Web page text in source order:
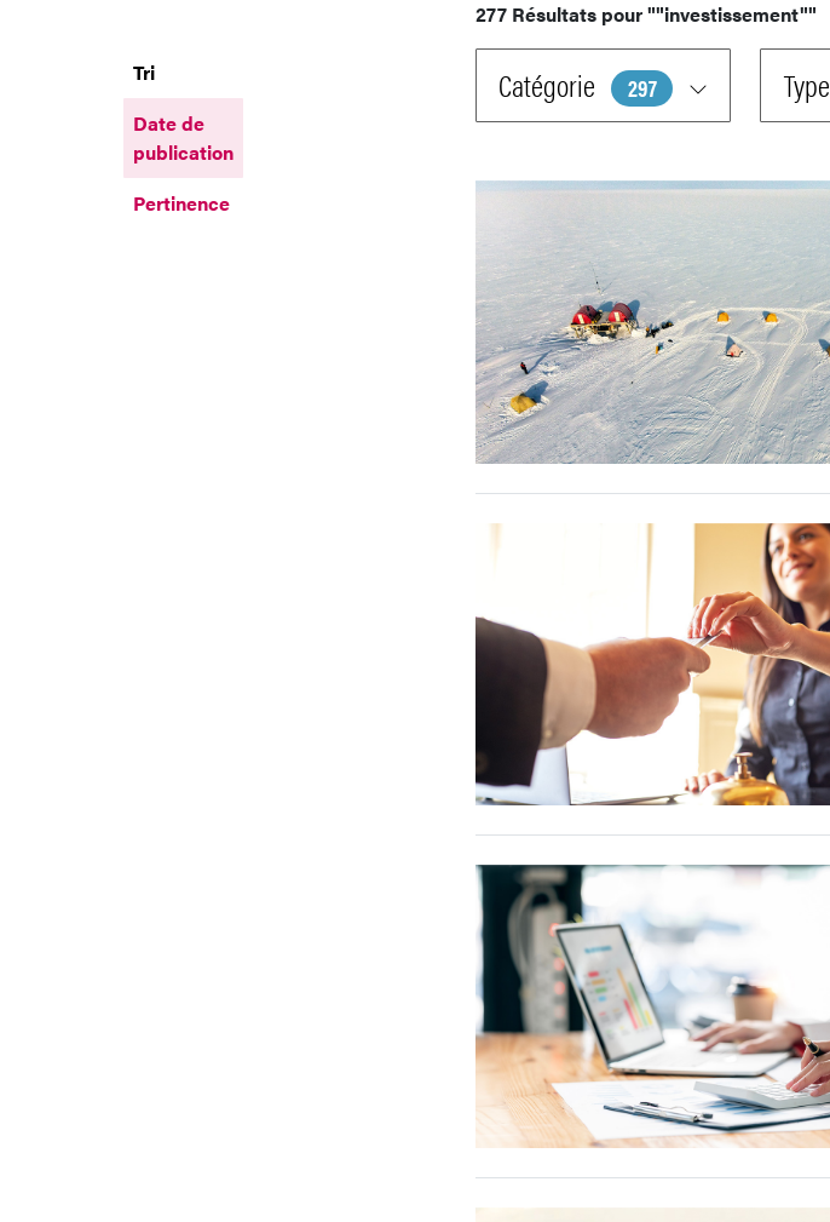
277 Résultats pour""investissement""
Tri
Date de
publication
Pertinence
Catégorie 297 Type